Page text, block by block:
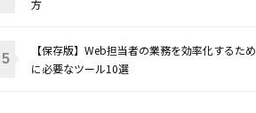
方
【保存版】Web担当者の業務を効率化するため
に必要なツール10選